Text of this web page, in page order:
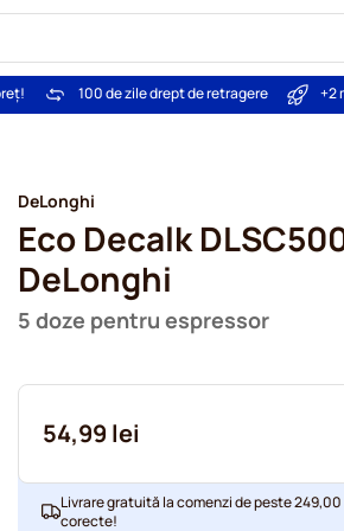
100 de zile drept de retragere +2
DeLonghi
Eco Decalk
DeLonghi
5 doze pentru espressor
54,99 lei
Livrare gratuită la comenzi de peste
corecte!